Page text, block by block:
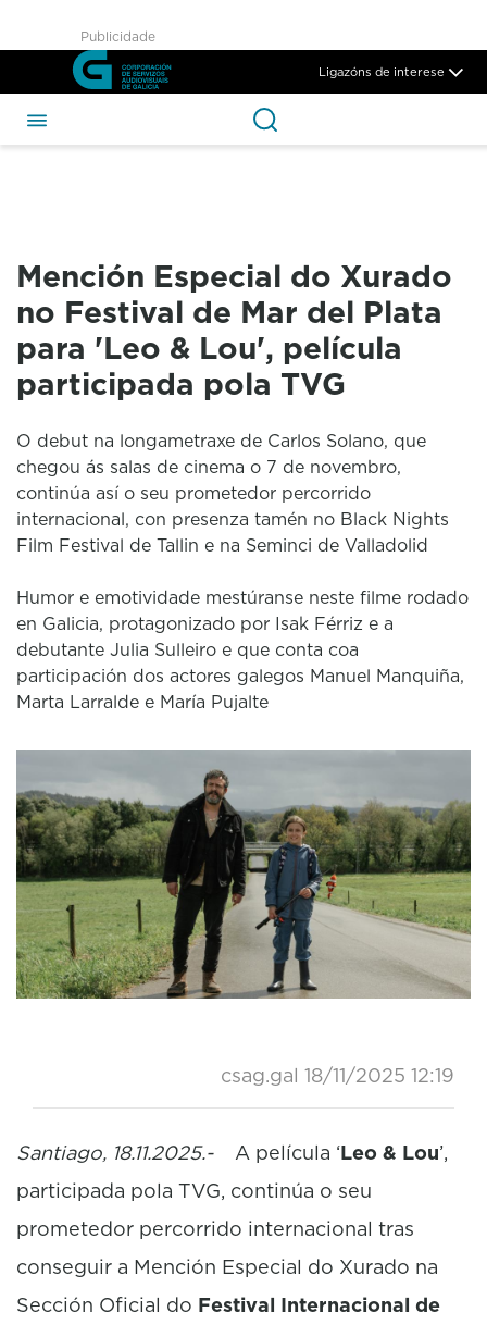
Skip to Main Content
Mención Especial do Xurado
Publicidade
Ligazóns de interese
Mención Especial do Xurado
no Festival de Mar del Plata
para 'Leo & Lou', película
participada pola TVG
O debut na longametraxe de Carlos Solano, que
chegou ás salas de cinema o 7 de novembro,
continúa así o seu prometedor percorrido
internacional, con presenza tamén no Black Nights
Film Festival de Tallin e na Seminci de Valladolid
Humor e emotividade mestúranse neste filme rodado
en Galicia, protagonizado por Isak Férriz e a
debutante Julia Sulleiro e que conta coa
participación dos actores galegos Manuel Manquiña,
Marta Larralde e María Pujalte
csag.gal 18/11/2025 12:19
Santiago, 18.11.2025.-A película ‘Leo & Lou’,
participada pola TVG, continúa o seu
prometedor percorrido internacional tras
conseguir a Mención Especial do Xurado na
Sección Oficial do Festival Internacional de